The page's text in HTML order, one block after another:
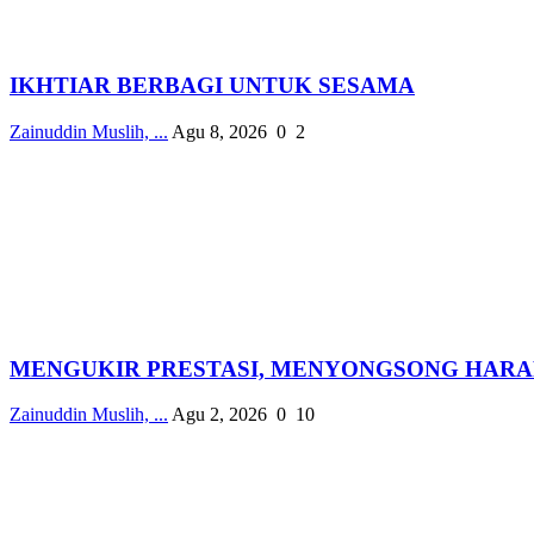
IKHTIAR BERBAGI UNTUK SESAMA
Zainuddin Muslih, ... Agu 8, 2026 0 2
MENGUKIR PRESTASI, MENYONGSONG
Zainuddin Muslih, ... Agu 2, 2026 0 10